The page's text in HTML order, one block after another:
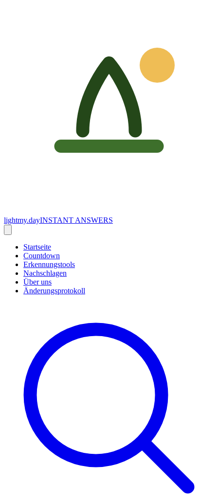
lightmy.dayINSTANT ANSWERS
Startseite
Countdown
Erkennungstools
Nachschlagen
Über uns
Änderungsprotokoll